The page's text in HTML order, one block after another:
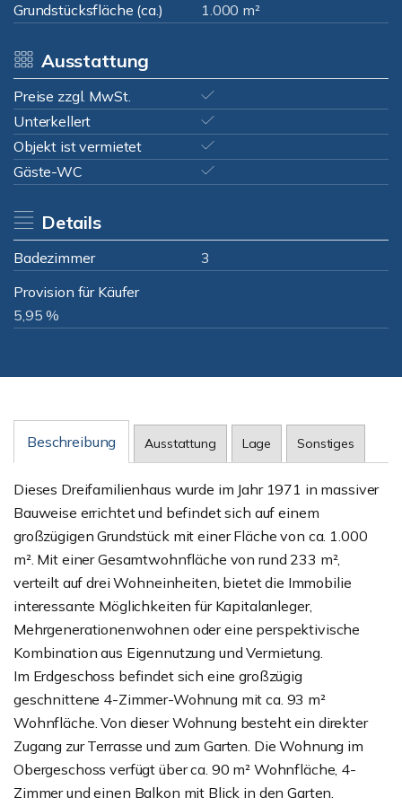
Grundstücksfläche (ca.)
1.000 m²
Ausstattung
Preise zzgl. MwSt.
Unterkellert
Objekt ist vermietet
Gäste-WC
Details
Badezimmer
3
Provision für Käufer
5,95 %
Beschreibung Ausstattung Lage Sonstiges
Dieses Dreifamilienhaus wurde im Jahr 1971 in massiver
Bauweise errichtet und befindet sich auf einem
großzügigen Grundstück mit einer Fläche von ca. 1.000
m². Mit einer Gesamtwohnfläche von rund 233 m²,
verteilt auf drei Wohneinheiten, bietet die Immobilie
interessante Möglichkeiten für Kapitalanleger,
Mehrgenerationenwohnen oder eine perspektivische
Kombination aus Eigennutzung und Vermietung.
Im Erdgeschoss befindet sich eine großzügig
geschnittene 4-Zimmer-Wohnung mit ca. 93 m²
Wohnfläche. Von dieser Wohnung besteht ein direkter
Zugang zur Terrasse und zum Garten. Die Wohnung im
Obergeschoss verfügt über ca. 90 m² Wohnfläche, 4-
Zimmer und einen Balkon mit Blick in den Garten.